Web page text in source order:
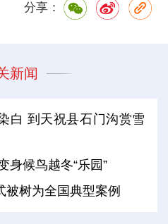
分享：
新闻
白 到天祝县石门沟赏雪
身候鸟越冬“乐园”
树为全国典型案例